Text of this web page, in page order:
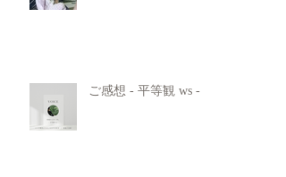
ご感想 - 平等観 ws -